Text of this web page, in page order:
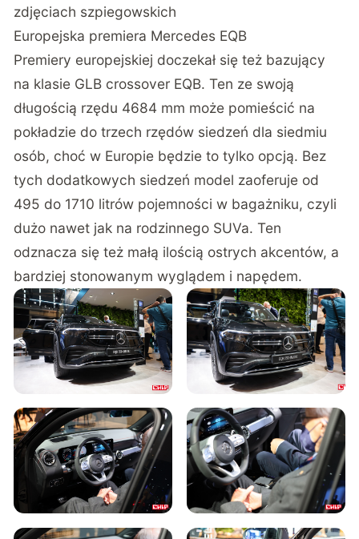
zdjęciach szpiegowskich
Europejska premiera Mercedes EQB
Premiery europejskiej doczekał się też bazujący
na klasie GLB crossover EQB. Ten ze swoją
długością rzędu 4684 mm może pomieścić na
pokładzie do trzech rzędów siedzeń dla siedmiu
osób, choć w Europie będzie to tylko opcją. Bez
tych dodatkowych siedzeń model zaoferuje od
495 do 1710 litrów pojemności w bagażniku, czyli
dużo nawet jak na rodzinnego SUVa. Ten
odznacza się też małą ilością ostrych akcentów, a
bardziej stonowanym wyglądem i napędem.